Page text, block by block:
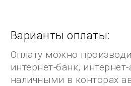
Варианты оплаты:
Оплату можно
интернет-банк,
наличными в конторах